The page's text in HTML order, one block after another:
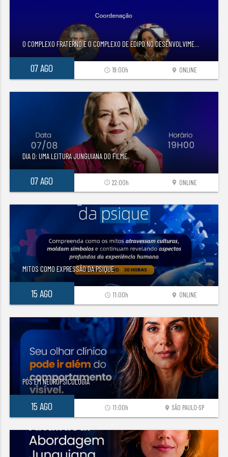
O COMPLEXO FRATERNO E O COMPLEXO DE ÉDIPO NO DESENVOLVIME...
07 AGO location_on ONLINE
access_time 19:00h
DIA D: UMA LEITURA JUNGUIANA DO FILME
07 AGO location_on ONLINE
access_time 22:00h
MITOS COMO EXPRESSÃO DA PSIQUE
15 AGO location_on ONLINE
access_time 11:00h
PÓS EM NEUROPSICOLOGIA
15 AGO location_on SÃO PAULO-SP
access_time 11:00h